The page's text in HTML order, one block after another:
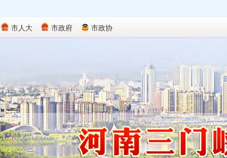
市人大 市政府 市政协